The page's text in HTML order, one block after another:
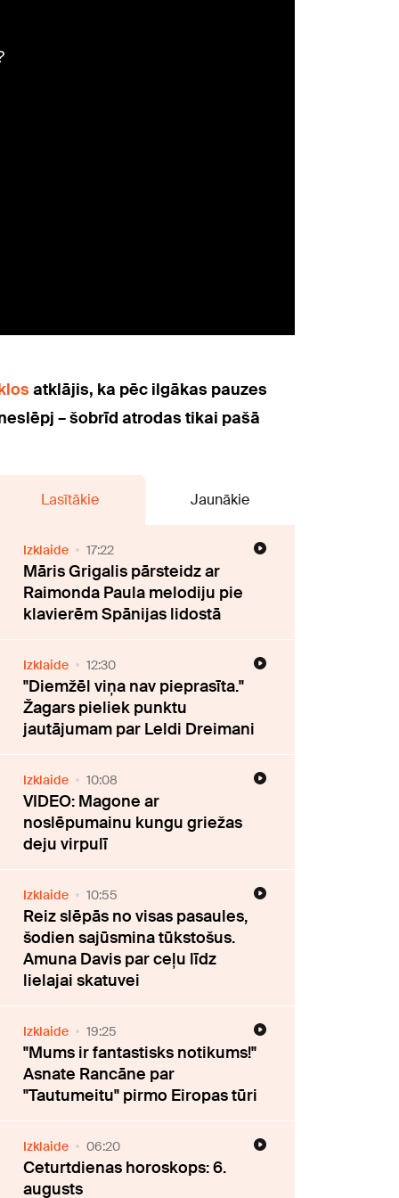
atklājis, ka pēc ilgākas pauzes
– šobrīd atrodas tikai pašā
Lasītākie Jaunākie
Izklaide 17:22
Māris Grigalis pārsteidz ar
Raimonda Paula melodiju pie
klavierēm Spānijas lidostā
Izklaide 12:30
"Diemžēl viņa nav pieprasīta."
Žagars pieliek punktu
jautājumam par Leldi Dreimani
Izklaide 10:08
VIDEO: Magone ar
noslēpumainu kungu griežas
deju virpulī
Izklaide 10:55
Reiz slēpās no visas pasaules,
šodien sajūsmina tūkstošus.
Amuna Davis par ceļu līdz
lielajai skatuvei
Izklaide 19:25
"Mums ir fantastisks notikums!"
Asnate Rancāne par
"Tautumeitu" pirmo Eiropas tūri
Izklaide 06:20
Ceturtdienas horoskops: 6.
augusts